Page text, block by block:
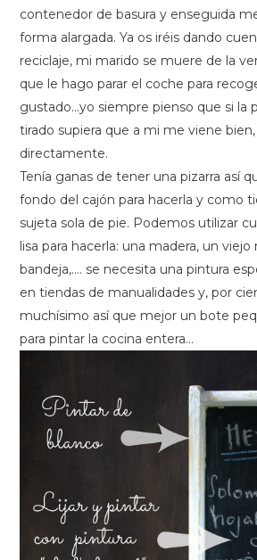
contenedor de basura y enseguida
forma alargada. Ya os iréis dando
reciclaje, mi marido se muere de la
que le hago parar el coche para
gustado...yo siempre pienso que si la
tirado supiera que a mi me viene
directamente.
Tenía ganas de tener una pizarra así
fondo del cajón para hacerla y como
sujeta sola de pie. Podemos utilizar
lisa para hacerla: una madera, un
bandeja,.... se necesita una pintura
en tiendas de manualidades y, por
muchísimo así que mejor un bote
para pintar la cocina entera...